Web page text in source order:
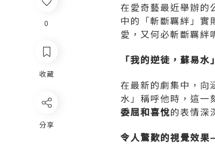
0
收藏
分享
在愛奇藝最近舉辦的
中的「斬斷羈絆」實
愛，又何必斬斷羈絆
「我的逆徒，蘇易
在最新的劇集中，向
水」稱呼他時，這一
委屈和喜悅的表情深
令人驚歎的視覺效